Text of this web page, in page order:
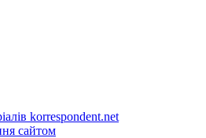
korrespondent.net
сайтом